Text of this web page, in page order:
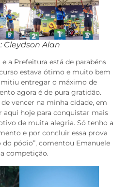
Cleydson Alan
a Prefeitura está de parabéns
estava ótimo e muito bem
entregar o máximo de
agora é de pura gratidão.
vencer na minha cidade, em
aqui hoje para conquistar mais
de muita alegria. Só tenho a
e por concluir essa prova
pódio”, comentou Emanuele
competição.